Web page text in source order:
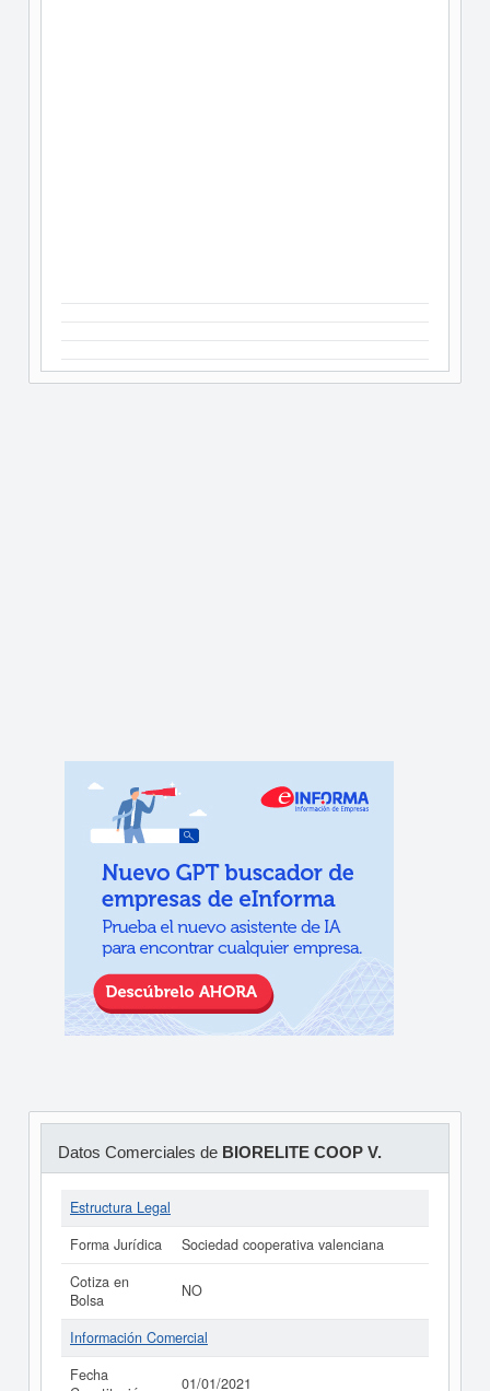
Datos Comerciales de BIORELITE COOP V.
Estructura Legal
Forma Jurídica
Sociedad cooperativa valenciana
Cotiza en
Bolsa
NO
Información Comercial
Fecha
01/01/2021